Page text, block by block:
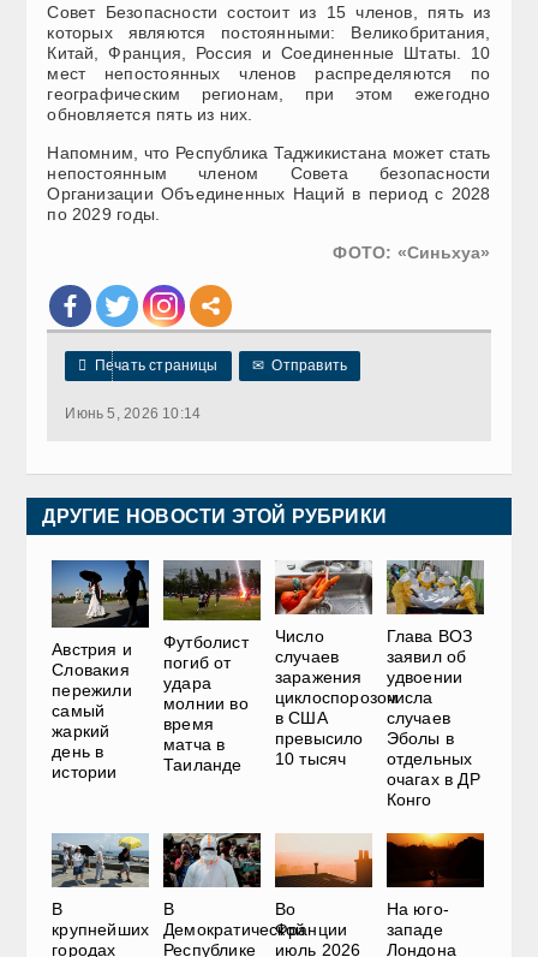
Совет Безопасности состоит из 15 членов, пять из
которых являются постоянными: Великобритания,
Китай, Франция, Россия и Соединенные Штаты. 10
мест непостоянных членов распределяются по
географическим регионам, при этом ежегодно
обновляется пять из них.
Напомним, что Республика Таджикистана может стать
непостоянным членом Совета безопасности
Организации Объединенных Наций в период с 2028
по 2029 годы.
ФОТО: «Синьхуа»
 Печать страницы ✉ Отправить
Июнь 5, 2026 10:14
ДРУГИЕ НОВОСТИ ЭТОЙ РУБРИКИ
Австрия и
Словакия
пережили
самый
жаркий
день в
истории
Футболист
погиб от
удара
молнии во
время
матча в
Таиланде
Число
случаев
заражения
циклоспорозом
в США
превысило
10 тысяч
Глава ВОЗ
заявил об
удвоении
числа
случаев
Эболы в
отдельных
очагах в ДР
Конго
В
крупнейших
городах
В
Демократической
Республике
Во
Франции
июль 2026
На юго-
западе
Лондона